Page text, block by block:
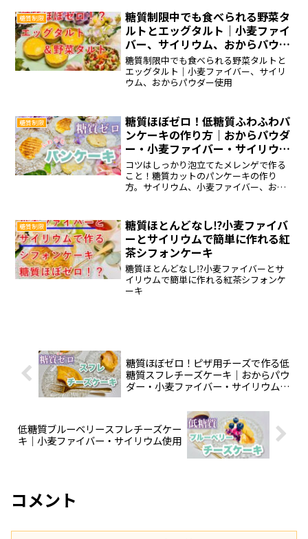
糖質制限
糖質制限中でも食べられる野菜タ
ルトとエッグタルト｜小麦ファイ
バー、サイリウム、おからパウダ
ー使用
糖質制限中でも食べられる野菜タルトと
エッグタルト｜小麦ファイバー、サイリ
ウム、おからパウダー使用
糖質制限
糖質ほぼゼロ！低糖質ふわふわパ
ンケーキの作り方｜おからパウダ
ー・小麦ファイバー・サイリウム
使用
コツはしっかり泡立てたメレンゲで作る
こと！糖質カットのパンケーキの作り
方。サイリウム、小麦ファイバー、おか
糖質制限
糖質ほとんどなし⁉小麦ファイバ
ーとサイリウムで簡単に作れる紅
茶シフォンケーキ
糖質ほとんどなし⁉小麦ファイバーとサ
イリウムで簡単に作れる紅茶シフォンケ
ーキ
糖質ほぼゼロ！ピザ用チーズで作る低
糖質スフレチーズケーキ｜おからパウ
ダー・小麦ファイバー・サイリウム使
低糖質ブルーベリースフレチーズケー
キ｜小麦ファイバー・サイリウム使用
コメント